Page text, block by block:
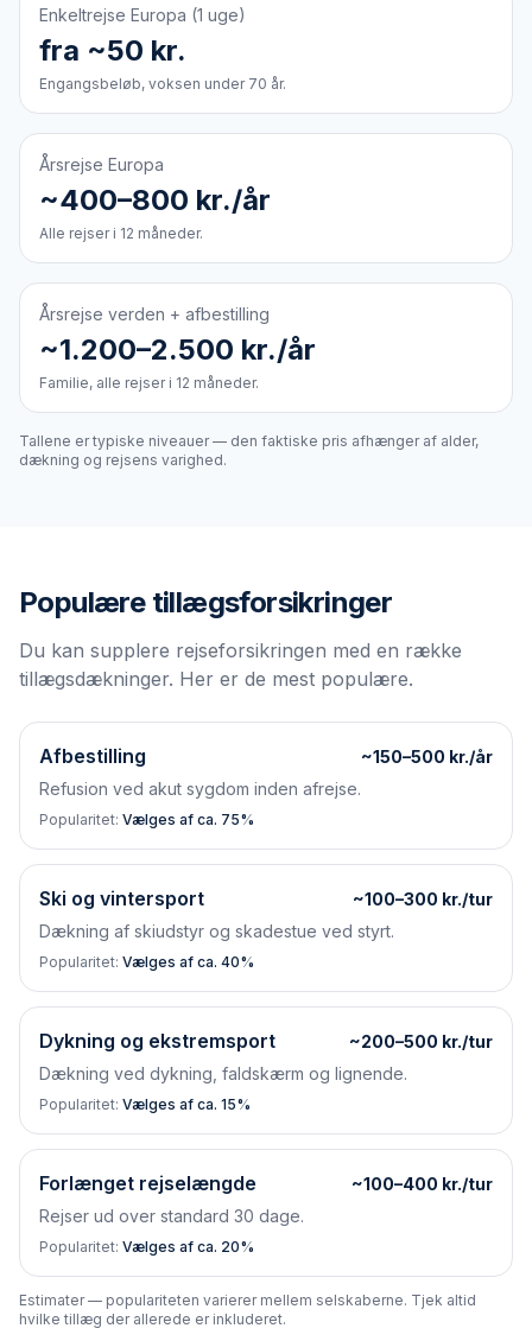
Enkeltrejse Europa (1 uge)
fra ~50 kr.
Engangsbeløb, voksen under 70 år.
Årsrejse Europa
~400–800 kr./år
Alle rejser i 12 måneder.
Årsrejse verden + afbestilling
~1.200–2.500 kr./år
Familie, alle rejser i 12 måneder.
Tallene er typiske niveauer — den faktiske pris afhænger af alder,
dækning og rejsens varighed.
Populære tillægsforsikringer
Du kan supplere rejseforsikringen med en række
tillægsdækninger. Her er de mest populære.
Afbestilling
~150–500 kr./år
Refusion ved akut sygdom inden afrejse.
Popularitet: Vælges af ca. 75%
Ski og vintersport
~100–300 kr./tur
Dækning af skiudstyr og skadestue ved styrt.
Popularitet: Vælges af ca. 40%
Dykning og ekstremsport
~200–500 kr./tur
Dækning ved dykning, faldskærm og lignende.
Popularitet: Vælges af ca. 15%
Forlænget rejselængde
~100–400 kr./tur
Rejser ud over standard 30 dage.
Popularitet: Vælges af ca. 20%
Estimater — populariteten varierer mellem selskaberne. Tjek altid
hvilke tillæg der allerede er inkluderet.